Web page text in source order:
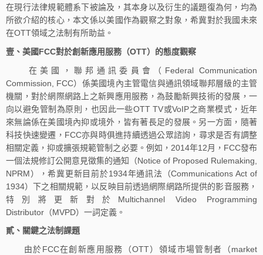
在現行法律規範體系下被論及，其本身以及衍生的議題復為何，均為
所欲介紹的核心，本文係以美國作為觀察之對象，希冀對於我國未來
在OTT領域之法制有所助益。
壹、美國FCC對於創新應用服務（OTT）的態度觀察
在美國，聯邦通訊委員會（Federal Communication
Commission, FCC）係美國境內主管電信與通訊領域聯邦層級的主管
機關，對於網際網路上之新興應用服務，為鼓勵新興技術的發展，一
向以避免管制為原則，也因此一些OTT TV或VoIP之商業模式，近年
來無論係在美國境內抑或境外，皆有著長足的發展。另一方面，隨著
科技快速變遷，FCC亦與時俱進持續透過公眾諮詢，尋求是否有調整
相關定義，抑或擴張規範管制之必要。例如，2014年12月，FCC發布
一個法規修訂公開意見徵集的通知（Notice of Proposed Rulemaking,
NPRM），希冀更新目前於1934年通訊法（Communications Act of
1934）下之相關規範，以反映目前透過網際網路所提供的影音服務，
特別將更新對於Multichannel Video Programming
Distributor（MVPD）一詞定義。
貳、關鍵之法制課題
由於FCC在創新應用服務（OTT）領域市場管制者（market